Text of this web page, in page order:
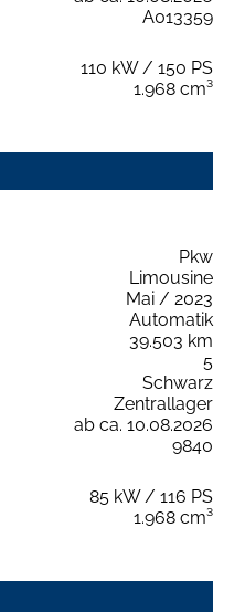
A013359
110 kW / 150 PS
1.968 cm³
Pkw
Limousine
Mai / 2023
Automatik
39.503 km
5
Schwarz
Zentrallager
ab ca. 10.08.2026
9840
85 kW / 116 PS
1.968 cm³